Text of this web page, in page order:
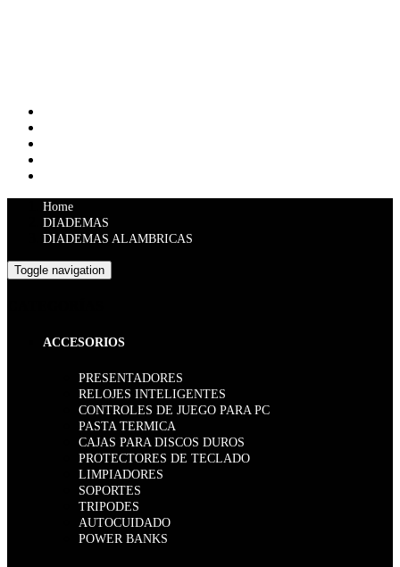
Home
DIADEMAS
DIADEMAS ALAMBRICAS
Toggle navigation
ACCESORIOS
PRESENTADORES
RELOJES INTELIGENTES
CONTROLES DE JUEGO PARA PC
PASTA TERMICA
CAJAS PARA DISCOS DUROS
PROTECTORES DE TECLADO
LIMPIADORES
SOPORTES
TRIPODES
AUTOCUIDADO
POWER BANKS